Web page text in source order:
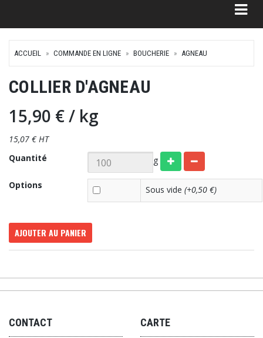
ACCUEIL COMMANDE EN LIGNE BOUCHERIE AGNEAU
COLLIER D'AGNEAU
15,90 €/ kg
15,07 € HT
Quantité
g
Options Sous vide (+0,50 €)
AJOUTER AU PANIER
CONTACT CARTE